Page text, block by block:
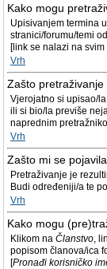
Kako mogu
Upisivanjem termina
stranici/forumu/temi
[link se nalazi na
Vrh
Zašto
Vjerojatno si upisao/
ili si bio/la previše
naprednim
Vrh
Zašto mi se
Pretraživanje je
Budi određeniji/a te
Vrh
Kako mogu
Klikom na Članstvo,
popisom članova/ica
[Pronađi korisničko